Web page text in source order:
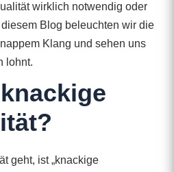
wirklich notwendig oder
Blog beleuchten wir die
Klang und sehen uns
lohnt.
geht, ist „knackige